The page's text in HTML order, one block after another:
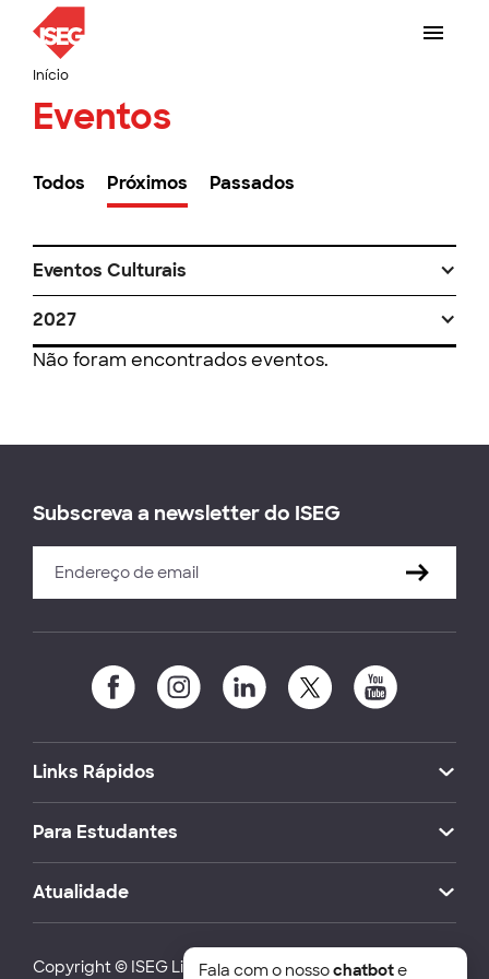
Início
Eventos
Todos Próximos Passados
Eventos Culturais
2027
Não foram encontrados eventos.
Subscreva a newsletter do ISEG
Links Rápidos
Para Estudantes
Atualidade
Copyright © ISEG Lisbon School of Economics and
Fala com o nossochatbote